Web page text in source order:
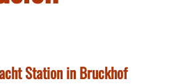
Station in Bruckhof